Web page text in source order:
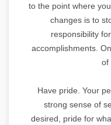
to the point where
changes is to
responsibility
accomplishments.
of
Have pride. Your
strong sense of
desired, pride for